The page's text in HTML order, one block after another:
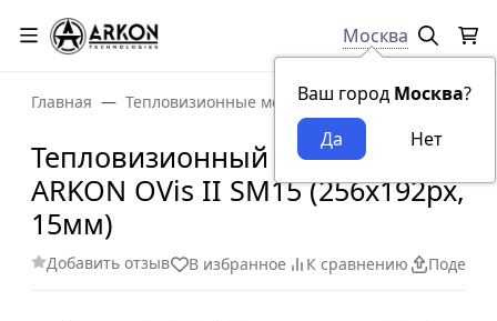
Москва
Ваш город Москва?
Главная Тепловизионные монокуляры
Тепловизионный монокуляр
ARKON OVis II SM15 (256x192px,
15мм)
Добавить отзыв В избранное К сравнению